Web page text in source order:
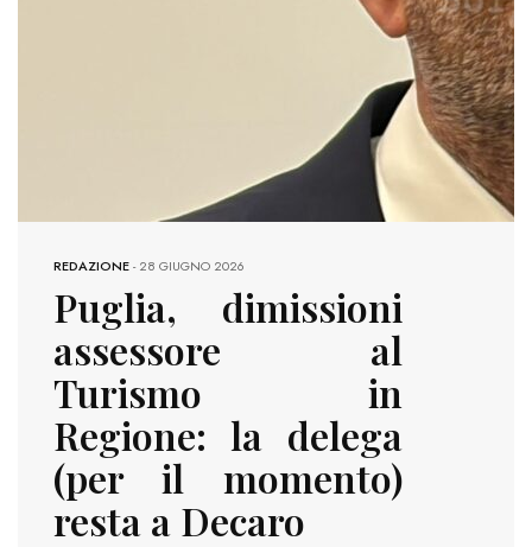
REDAZIONE-28 GIUGNO 2026
Puglia, dimissioni
assessore al
Turismo in
Regione: la delega
(per il momento)
resta a Decaro